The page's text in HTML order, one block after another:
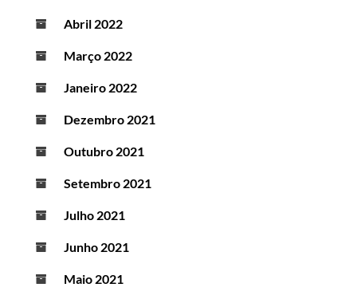
Abril 2022
Março 2022
Janeiro 2022
Dezembro 2021
Outubro 2021
Setembro 2021
Julho 2021
Junho 2021
Maio 2021